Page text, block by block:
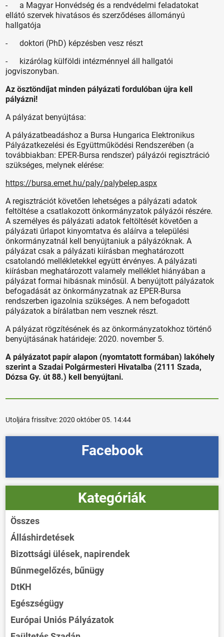
- a Magyar Honvédség és a rendvédelmi feladatokat
ellátó szervek hivatásos és szerződéses állományú
hallgatója
- doktori (PhD) képzésben vesz részt
- kizárólag külföldi intézménnyel áll hallgatói
jogviszonyban.
Az ösztöndíjat minden pályázati fordulóban újra kell
pályázni!
A pályázat benyújtása:
A pályázatbeadáshoz a Bursa Hungarica Elektronikus
Pályázatkezelési és Együttműködési Rendszerében (a
továbbiakban: EPER-Bursa rendszer) pályázói regisztráció
szükséges, melynek elérése:
https://bursa.emet.hu/paly/palybelep.aspx
A regisztrációt követően lehetséges a pályázati adatok
feltöltése a csatlakozott önkormányzatok pályázói részére.
A személyes és pályázati adatok feltöltését követően a
pályázati űrlapot kinyomtatva és aláírva a települési
önkormányzatnál kell benyújtaniuk a pályázóknak. A
pályázat csak a pályázati kiírásban meghatározott
csatolandó mellékletekkel együtt érvényes. A pályázati
kiírásban meghatározott valamely melléklet hiányában a
pályázat formai hibásnak minősül. A benyújtott pályázatok
befogadását az önkormányzatnak az EPER-Bursa
rendszerben igazolnia szükséges. A nem befogadott
pályázatok a bírálatban nem vesznek részt.
A pályázat rögzítésének és az önkormányzatokhoz történő
benyújtásának határideje: 2020. november 5.
A pályázatot papír alapon (nyomtatott formában) lakóhely
szerint a Szadai Polgármesteri Hivatalba (2111 Szada,
Dózsa Gy. út 88.) kell benyújtani.
Utoljára frissítve:2020 október 05. 14:44
Facebook
Kategóriák
Összes
Álláshirdetések
Bizottsági ülések, napirendek
Bűnmegelőzés, bűnügy
DtKH
Egészségügy
Európai Uniós Pályázatok